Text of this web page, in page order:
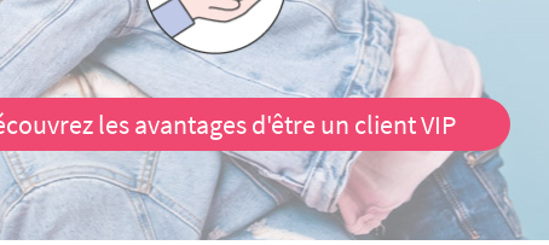
les avantages d'être un client VIP